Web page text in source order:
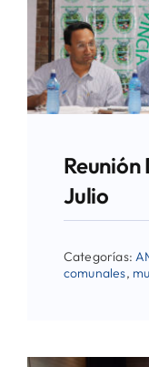
Directorio de
Biblioteca
Aplicaciones
Julio
Categorías:
comunales,